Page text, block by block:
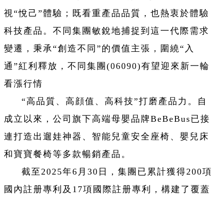
視“悅己”體驗；既看重產品品質，也熱衷於體驗
科技產品。不同集團敏銳地捕捉到這一代際需求
變遷，秉承“創造不同”的價值主張，圍繞“入
通”紅利釋放，不同集團(06090)有望迎來新一輪
看漲行情
“高品質、高顔值、高科技”打磨產品力。自
成立以來，公司旗下高端母嬰品牌BeBeBus已接
連打造出遛娃神器、智能兒童安全座椅、嬰兒床
和寶寶餐椅等多款暢銷產品。
截至2025年6月30日，集團已累計獲得200項
國內註册專利及17項國際註册專利，構建了覆蓋